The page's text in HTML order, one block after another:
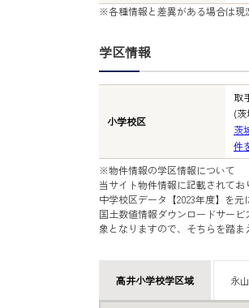
※各種情報と差異がある場合は現
学区情報
小学校区
取
(
茨
件
※物件情報の学区情報について
当サイト物件情報に記載されて
中学校区データ【2023年度】を
国土数値情報ダウンロードサー
象となりますので、そちらを踏ま
高井小学校学区域 永